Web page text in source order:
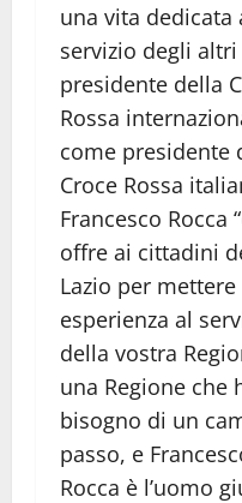
una vita dedicata
servizio degli
presidente della
Rossa
come presidente
Croce Rossa
Francesco Rocca
offre ai cittadini
Lazio per mettere
esperienza al
della vostra
una Regione che
bisogno di un
passo, e
Rocca è l’uomo